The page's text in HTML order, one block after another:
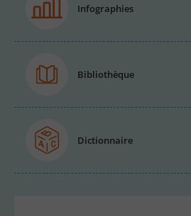
Infographies
Bibliothèque
Dictionnaire